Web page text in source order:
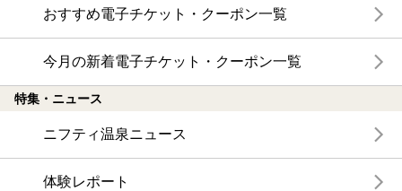
おすすめ電子チケット・クーポン一覧
今月の新着電子チケット・クーポン一覧
特集・ニュース
ニフティ温泉ニュース
体験レポート